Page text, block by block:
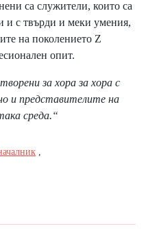
са служители, които са
и с твърди и меки умения,
на поколението Z
опит.
за хора за хора с
и представителите на
среда.“